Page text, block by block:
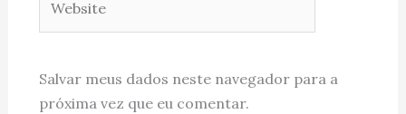
Salvar meus dados neste navegador para a
próxima vez que eu comentar.